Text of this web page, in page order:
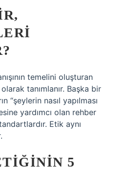
temelini oluşturan
tanımlanır. Başka bir
“şeylerin nasıl yapılması
yardımcı olan rehber
Etik aynı
5